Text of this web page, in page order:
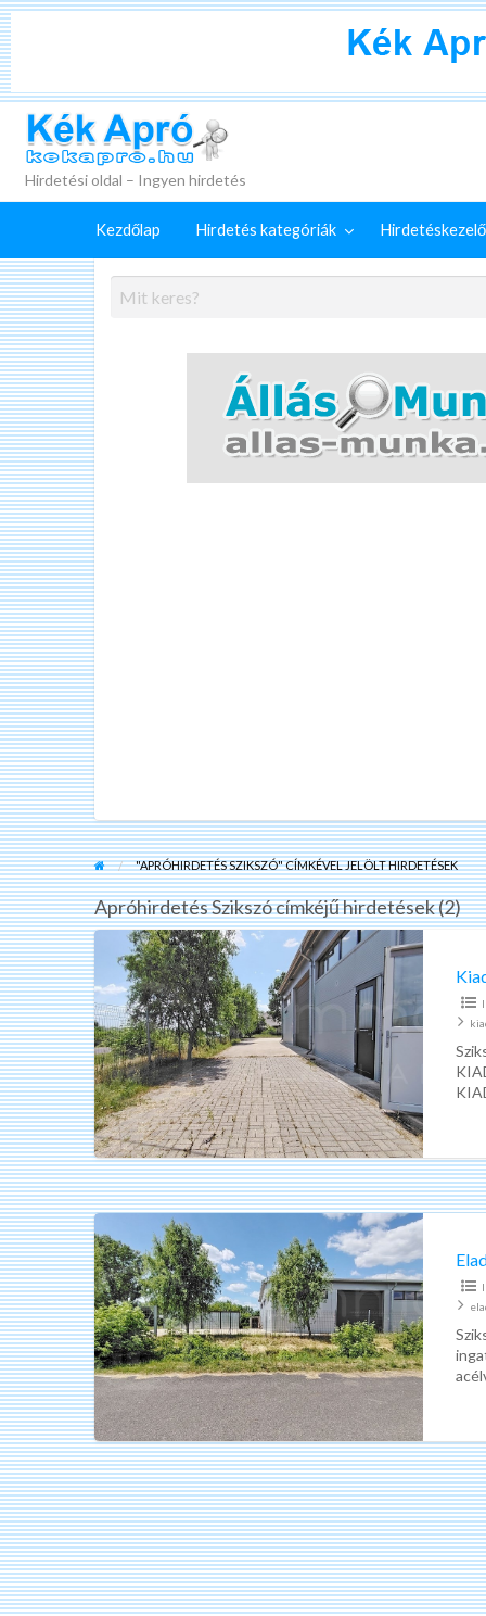
+
Hirdetés
feladása
Hirdetési oldal – Ingyen hirdetés
Kezdőlap Hirdetés kategóriák Hirdetéskezelő
"APRÓHIRDETÉS SZIKSZÓ" CÍMKÉVEL JELÖLT HIRDETÉSEK
Apróhirdetés Szikszó címkéjű hirdetések (2)
Kiadó
újszerű
ipari,
kereskedelmi
épület
Szikszó
Eladó
kiváló
ipari,
kereskedelmi
épület
Szikszó